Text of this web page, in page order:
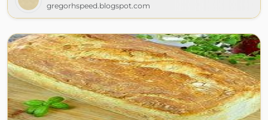
gregorhspeed.blogspot.com